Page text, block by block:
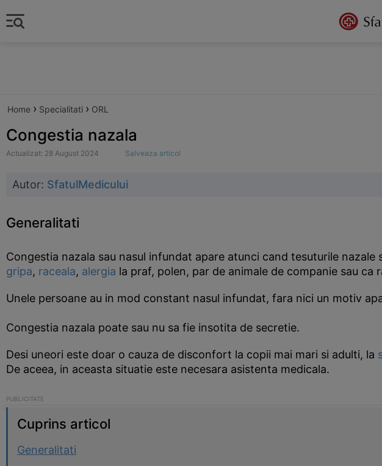
Home › Specialitati › ORL
Congestia nazala
Actualizat: 28 August 2024 Salveaza articol
Autor: SfatulMedicului
Generalitati
Congestia nazala sau nasul infundat apare atunci cand tesuturile
gripa, raceala, alergia la praf, polen, par de animale de companie sau ca
Unele persoane au in mod constant nasul infundat, fara nici un motiv
Congestia nazala poate sau nu sa fie insotita de secretie.
Desi uneori este doar o cauza de disconfort la copii mai mari si adulti, la
De aceea, in aceasta situatie este necesara asistenta medicala.
Cuprins articol
Generalitati